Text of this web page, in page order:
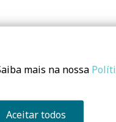
mais na nossa
Aceitar todos